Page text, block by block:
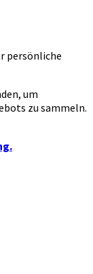
persönliche
um
zu sammeln.